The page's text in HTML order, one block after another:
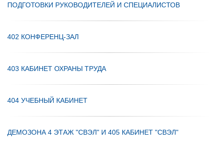
ПОДГОТОВКИ РУКОВОДИТЕЛЕЙ И СПЕЦИАЛИСТОВ
402 КОНФЕРЕНЦ-ЗАЛ
403 КАБИНЕТ ОХРАНЫ ТРУДА
404 УЧЕБНЫЙ КАБИНЕТ
ДЕМОЗОНА 4 ЭТАЖ "СВЭЛ" И 405 КАБИНЕТ "СВЭЛ"